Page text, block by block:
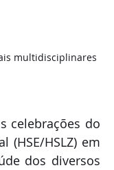
multidisciplinares
celebrações do
HSLZ) em
dos diversos